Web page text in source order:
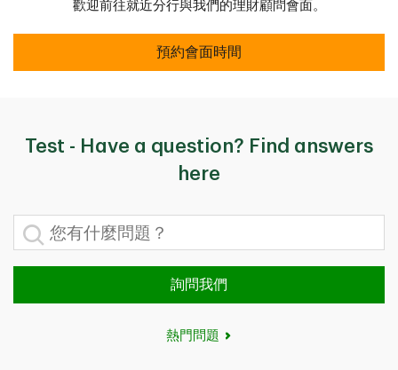
歡迎前往就近分行與我們的理財顧問會面。
預約會面時間
預約會面時間
Test - Have a question? Find answers
here
您有什麼問題？
詢問我們
熱門問題